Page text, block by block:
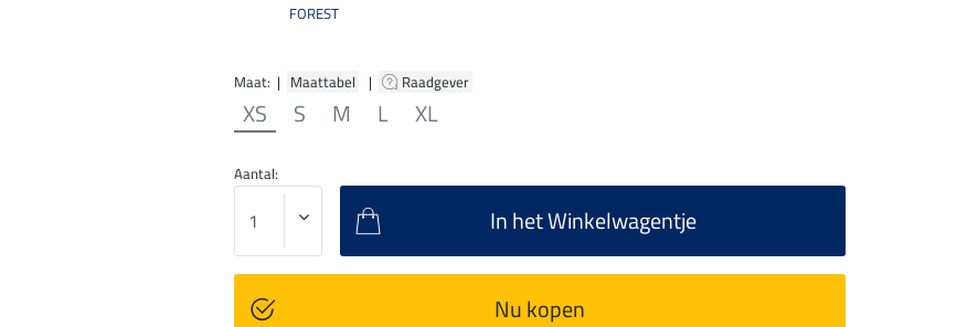
FOREST
Maat: | Maattabel | Raadgever
XS S M L XL
Aantal:
In het Winkelwagentje
Nu kopen